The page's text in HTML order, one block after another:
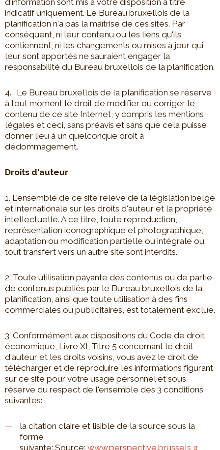
d'information sont mis à votre disposition à titre
indicatif uniquement. Le Bureau bruxellois de la
planification n'a pas la maîtrise de ces sites. Par
conséquent, ni leur contenu ou les liens qu'ils
contiennent, ni les changements ou mises à jour qui
leur sont apportés ne sauraient engager la
responsabilité du Bureau bruxellois de la planification.
4. . Le Bureau bruxellois de la planification se réserve
à tout moment le droit de modifier ou corriger le
contenu de ce site Internet, y compris les mentions
légales et ceci, sans préavis et sans que cela puisse
donner lieu à un quelconque droit à
dédommagement.
Droits d'auteur
1. L'ensemble de ce site relève de la législation belge
et internationale sur les droits d'auteur et la propriété
intellectuelle. A ce titre, toute reproduction,
représentation iconographique et photographique,
adaptation ou modification partielle ou intégrale ou
tout transfert vers un autre site sont interdits.
2. Toute utilisation payante des contenus ou de partie
de contenus publiés par le Bureau bruxellois de la
planification, ainsi que toute utilisation à des fins
commerciales ou publicitaires, est totalement exclue.
3. Conformément aux dispositions du Code de droit
économique, Livre XI, Titre 5 concernant le droit
d'auteur et les droits voisins, vous avez le droit de
télécharger et de reproduire les informations figurant
sur ce site pour votre usage personnel et sous
réserve du respect de l'ensemble des 3 conditions
suivantes:
la citation claire et lisible de la source sous la
forme
suivante: Source: www.perspective.brussels